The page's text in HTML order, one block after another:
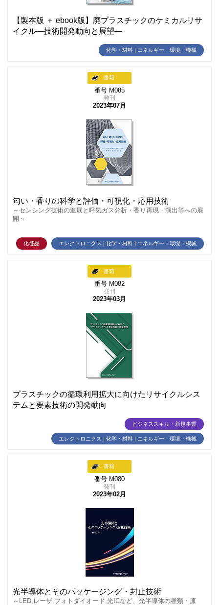
【製本版 ＋ ebook版】廃プラスチックのケミカルリサ
イクル―技術開発動向と展望―
化学・材料 | エネルギー・環境・機械
書籍
番号 M085
発刊
2023年07月
匂い・香りの科学と評価・可視化・応用技術
～センシング技術の進展と呼気ガス分析・香り再現・演出等への展
開～
化粧品 エレクトロニクス | 化学・材料 | エネルギー・環境・機械
書籍
番号 M082
発刊
2023年03月
プラスチックの循環利用拡大に向けたリサイクルシス
テムと要素技術の開発動向
ビジネススキル・新規事業
エレクトロニクス | 化学・材料 | エネルギー・環境・機械
書籍
番号 M080
発刊
2023年02月
光半導体とそのパッケージング・封止技術
～LED,レーザ,フォトダイオード,光ICなど、光半導体の種類・原